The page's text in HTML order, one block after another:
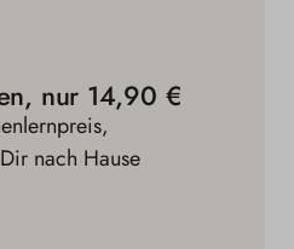
nur 14,90 €
nach Hause